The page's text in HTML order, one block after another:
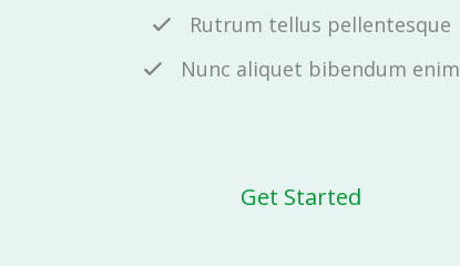
Rutrum tellus pellentesque
Nunc aliquet bibendum enim
Get Started